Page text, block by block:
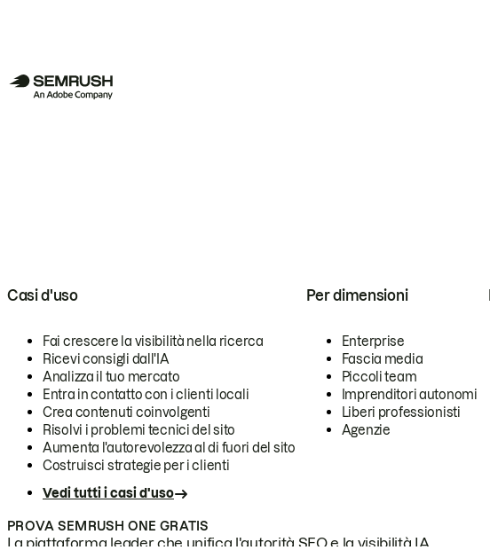
Casi d'uso
Fai crescere la visibilità nella ricerca
Ricevi consigli dall'IA
Analizza il tuo mercato
Entra in contatto con i clienti locali
Crea contenuti coinvolgenti
Risolvi i problemi tecnici del sito
Aumenta l'autorevolezza al di fuori del sito
Costruisci strategie per i clienti
Vedi tutti i casi d'uso
Per dimensioni
Enterprise
Fascia media
Piccoli team
Imprenditori autonomi
Liberi professionisti
Agenzie
PROVA SEMRUSH ONE GRATIS
La piattaforma leader che unifica l'autorità SEO e la visibilità IA.